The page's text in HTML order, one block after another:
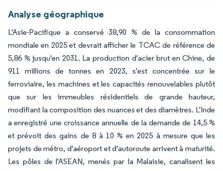
Analyse géographique
L'Asie-Pacifique a conservé 38,90 % de la consommation
mondiale en 2025 et devrait afficher le TCAC de référence de
5,86 % jusqu'en 2031. La production d'acier brut en Chine, de
911 millions de tonnes en 2023, s'est concentrée sur le
ferroviaire, les machines et les capacités renouvelables plutôt
que sur les immeubles résidentiels de grande hauteur,
modifiant la composition des nuances et des diamètres. L'Inde
a enregistré une croissance annuelle de la demande de 14,5 %
et prévoit des gains de 8 à 10 % en 2025 à mesure que les
projets de métro, d'aéroport et d'autoroute arrivent à maturité.
Les pôles de l'ASEAN, menés par la Malaisie, canalisent les